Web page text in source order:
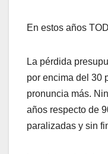
En estos años
La pérdida
por encima del 30
pronuncia más.
años respecto de
paralizadas y sin